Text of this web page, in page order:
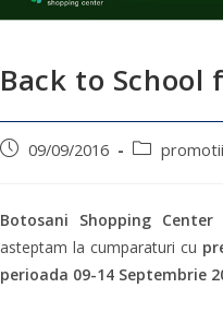
Back to School
09/09/2016 promotii
Botosani Shopping Center
asteptam la cumparaturi cu
perioada 09-14 Septembrie